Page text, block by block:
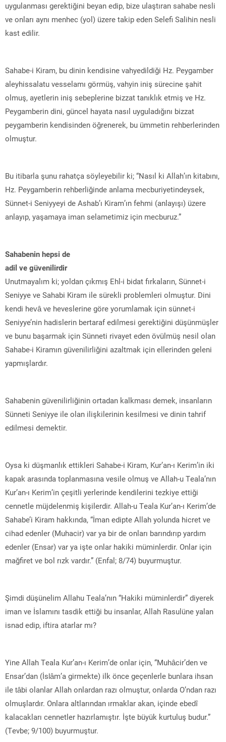
uygulanması gerektiğini beyan edip, bize ulaştıran sahabe nesli
ve onları aynı menhec (yol) üzere takip eden Selefi Salihin nesli
kast edilir.
Sahabe-i Kiram, bu dinin kendisine vahyedildiği Hz. Peygamber
aleyhissalatu vesselamı görmüş, vahyin iniş sürecine şahit
olmuş, ayetlerin iniş sebeplerine bizzat tanıklık etmiş ve Hz.
Peygamberin dini, güncel hayata nasıl uyguladığını bizzat
peygamberin kendisinden öğrenerek, bu ümmetin rehberlerinden
olmuştur.
Bu itibarla şunu rahatça söyleyebilir ki; “Nasıl ki Allah’ın kitabını,
Hz. Peygamberin rehberliğinde anlama mecburiyetindeysek,
Sünnet-i Seniyyeyi de Ashab’ı Kiram’ın fehmi (anlayışı) üzere
anlayıp, yaşamaya iman selametimiz için mecburuz.”
Sahabenin hepsi de
adil ve güvenilirdir
Unutmayalım ki; yoldan çıkmış Ehl-i bidat fırkaların, Sünnet-i
Seniyye ve Sahabi Kiram ile sürekli problemleri olmuştur. Dini
kendi hevâ ve heveslerine göre yorumlamak için sünnet-i
Seniyye’nin hadislerin bertaraf edilmesi gerektiğini düşünmüşler
ve bunu başarmak için Sünneti rivayet eden övülmüş nesil olan
Sahabe-i Kiramın güvenilirliğini azaltmak için ellerinden geleni
yapmışlardır.
Sahabenin güvenilirliğinin ortadan kalkması demek, insanların
Sünneti Seniyye ile olan ilişkilerinin kesilmesi ve dinin tahrif
edilmesi demektir.
Oysa ki düşmanlık ettikleri Sahabe-i Kiram, Kur’an-ı Kerim’in iki
kapak arasında toplanmasına vesile olmuş ve Allah-u Teala’nın
Kur’an-ı Kerim’in çeşitli yerlerinde kendilerini tezkiye ettiği
cennetle müjdelenmiş kişilerdir. Allah-u Teala Kur’an-ı Kerim’de
Sahabe’i Kiram hakkında, “İman edipte Allah yolunda hicret ve
cihad edenler (Muhacir) var ya bir de onları barındırıp yardım
edenler (Ensar) var ya işte onlar hakiki müminlerdir. Onlar için
mağfiret ve bol rızk vardır.” (Enfal; 8/74) buyurmuştur.
Şimdi düşünelim Allahu Teala’nın “Hakiki müminlerdir” diyerek
iman ve İslamını tasdik ettiği bu insanlar, Allah Rasulüne yalan
isnad edip, iftira atarlar mı?
Yine Allah Teala Kur’an-ı Kerim’de onlar için, “Muhâcir’den ve
Ensar’dan (İslâm’a girmekte) ilk önce geçenlerle bunlara ihsan
ile tâbi olanlar Allah onlardan razı olmuştur, onlarda O’ndan razı
olmuşlardır. Onlara altlarından ırmaklar akan, içinde ebedî
kalacakları cennetler hazırlamıştır. İşte büyük kurtuluş budur.”
(Tevbe; 9/100) buyurmuştur.